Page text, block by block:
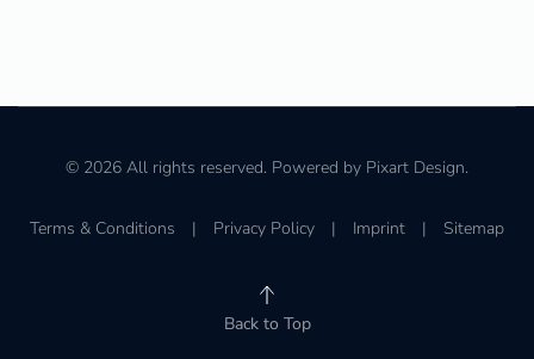
© 2026 All rights reserved. Powered by Pixart Design.
Terms & Conditions | Privacy Policy | Imprint | Sitemap
Back to Top